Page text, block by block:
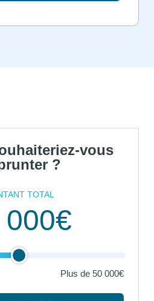
vous
?
TOTAL
000€
Plus de 50 000€